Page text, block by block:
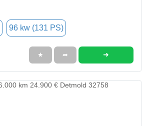
96 kw (131 PS)
★ ➦ ➜